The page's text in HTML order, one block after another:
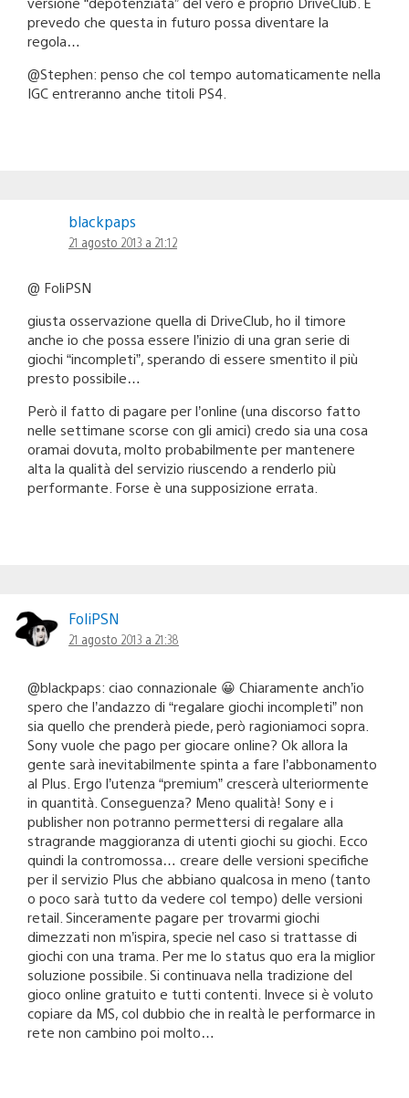
prevedo che questa in futuro possa diventare la
regola…
@Stephen: penso che col tempo automaticamente nella
IGC entreranno anche titoli PS4.
blackpaps
21 agosto 2013 a 21:12
@ FoliPSN
giusta osservazione quella di DriveClub, ho il timore
anche io che possa essere l’inizio di una gran serie di
giochi “incompleti”, sperando di essere smentito il più
presto possibile…
Però il fatto di pagare per l’online (una discorso fatto
nelle settimane scorse con gli amici) credo sia una cosa
oramai dovuta, molto probabilmente per mantenere
alta la qualità del servizio riuscendo a renderlo più
performante. Forse è una supposizione errata.
FoliPSN
21 agosto 2013 a 21:38
@blackpaps: ciao connazionale 😀 Chiaramente anch’io
spero che l’andazzo di “regalare giochi incompleti” non
sia quello che prenderà piede, però ragioniamoci sopra.
Sony vuole che pago per giocare online? Ok allora la
gente sarà inevitabilmente spinta a fare l’abbonamento
al Plus. Ergo l’utenza “premium” crescerà ulteriormente
in quantità. Conseguenza? Meno qualità! Sony e i
publisher non potranno permettersi di regalare alla
stragrande maggioranza di utenti giochi su giochi. Ecco
quindi la contromossa… creare delle versioni specifiche
per il servizio Plus che abbiano qualcosa in meno (tanto
o poco sarà tutto da vedere col tempo) delle versioni
retail. Sinceramente pagare per trovarmi giochi
dimezzati non m’ispira, specie nel caso si trattasse di
giochi con una trama. Per me lo status quo era la miglior
soluzione possibile. Si continuava nella tradizione del
gioco online gratuito e tutti contenti. Invece si è voluto
copiare da MS, col dubbio che in realtà le performarce in
rete non cambino poi molto…